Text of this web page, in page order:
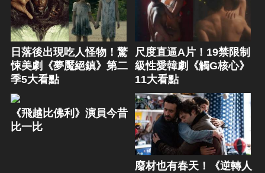
日落後出現吃人怪物！驚
悚美劇《夢魘絕鎮》第二
季5大看點
尺度直逼A片！19禁限制
級性愛韓劇《觸G核心》
11大看點
《飛越比佛利》演員今昔
比一比
廢材也有春天！《逆轉人